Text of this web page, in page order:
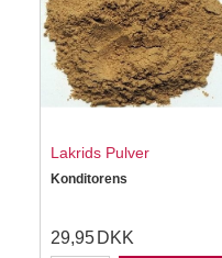
Lakrids Pulver
Konditorens
29,95 DKK